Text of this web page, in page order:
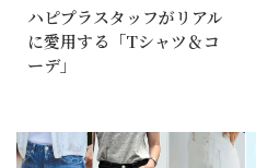
ハピプラスタッフがリアル
に愛用する「Tシャツ＆コ
ーデ」